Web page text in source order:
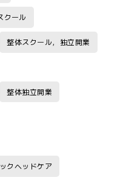
クール
整体スクール，独立開業
整体独立開業
クヘッドケア